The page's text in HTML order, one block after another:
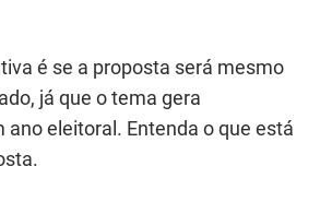
é se a proposta será mesmo
já que o tema gera
ano eleitoral. Entenda o que está